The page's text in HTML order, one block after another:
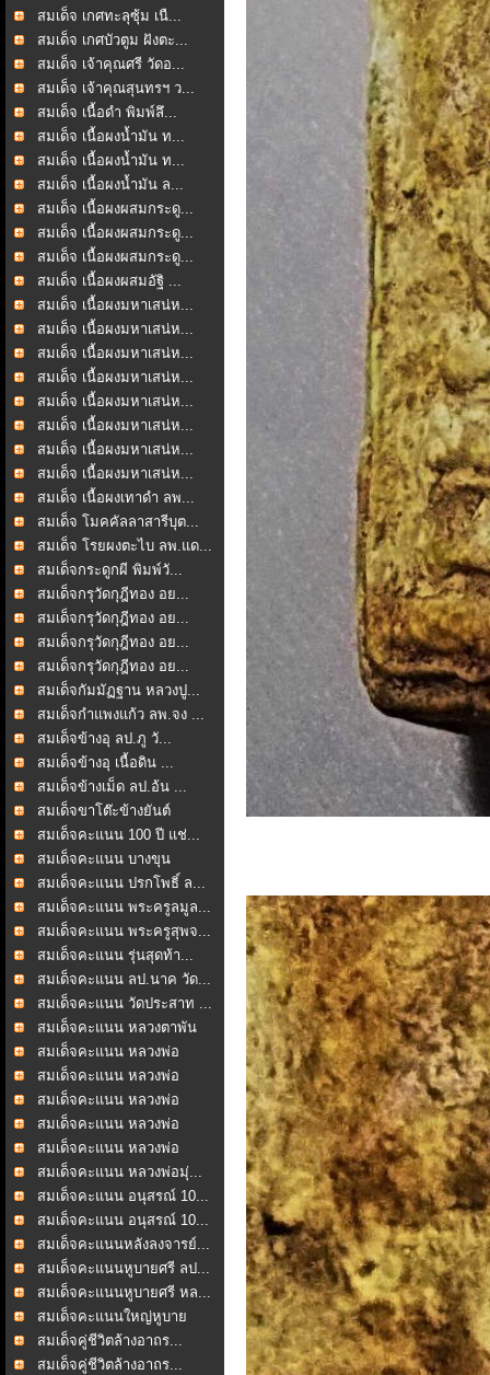
สมเด็จ เกศทะลุซุ้ม เนื...
สมเด็จ เกศบัวตูม ฝังตะ...
สมเด็จ เจ้าคุณศรี วัดอ...
สมเด็จ เจ้าคุณสุนทรฯ ว...
สมเด็จ เนื้อดำ พิมพ์ลึ...
สมเด็จ เนื้อผงน้ำมัน ท...
สมเด็จ เนื้อผงน้ำมัน ท...
สมเด็จ เนื้อผงน้ำมัน ล...
สมเด็จ เนื้อผงผสมกระดู...
สมเด็จ เนื้อผงผสมกระดู...
สมเด็จ เนื้อผงผสมกระดู...
สมเด็จ เนื้อผงผสมอัฐิ ...
สมเด็จ เนื้อผงมหาเสน่ห...
สมเด็จ เนื้อผงมหาเสน่ห...
สมเด็จ เนื้อผงมหาเสน่ห...
สมเด็จ เนื้อผงมหาเสน่ห...
สมเด็จ เนื้อผงมหาเสน่ห...
สมเด็จ เนื้อผงมหาเสน่ห...
สมเด็จ เนื้อผงมหาเสน่ห...
สมเด็จ เนื้อผงมหาเสน่ห...
สมเด็จ เนื้อผงเทาดำ ลพ...
สมเด็จ โมคคัลลาสารีบุต...
สมเด็จ โรยผงตะไบ ลพ.แด...
สมเด็จกระดูกผี พิมพ์วั...
สมเด็จกรุวัดกุฎีทอง อย...
สมเด็จกรุวัดกุฎีทอง อย...
สมเด็จกรุวัดกุฎีทอง อย...
สมเด็จกรุวัดกุฎีทอง อย...
สมเด็จกัมมัฏฐาน หลวงปู...
สมเด็จกำแพงแก้ว ลพ.จง ...
สมเด็จข้างอุ ลป.ภู วั...
สมเด็จข้างอุ เนื้อดิน ...
สมเด็จข้างเม็ด ลป.อ้น ...
สมเด็จขาโต๊ะข้างยันต์
สมเด็จคะแนน 100 ปี แช่...
สมเด็จคะแนน บางขุน
พรหม...สมเด็จคะแนน ปรกโพธิ์ ล...
สมเด็จคะแนน พระครูลมูล...
สมเด็จคะแนน พระครูสุพจ...
สมเด็จคะแนน รุ่นสุดท้า...
สมเด็จคะแนน ลป.นาค วัด...
สมเด็จคะแนน วัดประสาท ...
สมเด็จคะแนน หลวงตาพัน
...
สมเด็จคะแนน หลวงพ่อ
ชาญ...สมเด็จคะแนน หลวงพ่อ
ชาญ...สมเด็จคะแนน หลวงพ่อ
ชาญ...สมเด็จคะแนน หลวงพ่อ
ชาญ...สมเด็จคะแนน หลวงพ่อ
ชาญ...สมเด็จคะแนน หลวงพ่อมุ่...
สมเด็จคะแนน อนุสรณ์ 10...
สมเด็จคะแนน อนุสรณ์ 10...
สมเด็จคะแนนหลังลงจารย์...
สมเด็จคะแนนหูบายศรี ลป...
สมเด็จคะแนนหูบายศรี หล...
สมเด็จคะแนนใหญ่หูบาย
ศร...
สมเด็จคู่ชีวิตล้างอาถร...
สมเด็จคู่ชีวิตล้างอาถร...